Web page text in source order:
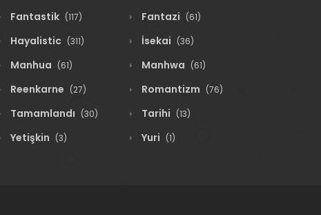
Fantastik (117) Fantazi (61)
Hayalistic (311) İsekai (36)
Manhua (61) Manhwa (61)
Reenkarne (27) Romantizm (76)
Tamamlandı (30) Tarihi (13)
Yetişkin (3) Yuri (1)